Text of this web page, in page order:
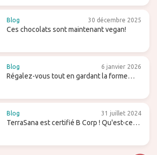
Blog 30 décembre 2025
Ces chocolats sont maintenant vegan!
Blog 6 janvier 2026
Régalez-vous tout en gardant la forme
Blog 31 juillet 2024
TerraSana est certifié B Corp ! Qu'est-ce